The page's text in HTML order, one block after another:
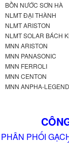
BỒN NƯỚC SƠN HÀ
NLMT ĐẠI THÀNH
NLMT ARISTON
NLMT SOLAR BÁCH
MNN ARISTON
MNN PANASONIC
MNN FERROLI
MNN CENTON
MNN ANPHA-LEGEND
PHÂN PHỐI